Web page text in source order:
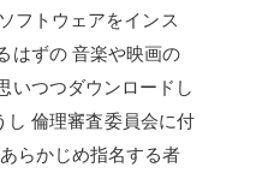
フトウェアをインス
はずの 音楽や映画の
いつつダウンロードし
し 倫理審査委員会に付
かじめ指名する者